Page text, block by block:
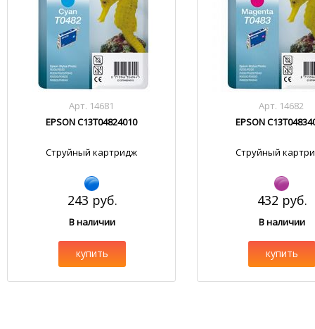
Арт. 14681
EPSON C13T04824010
Струйный картридж
243 руб.
В наличии
купить
Арт. 14682
EPSON
Струйный
432 руб.
В наличии
купить